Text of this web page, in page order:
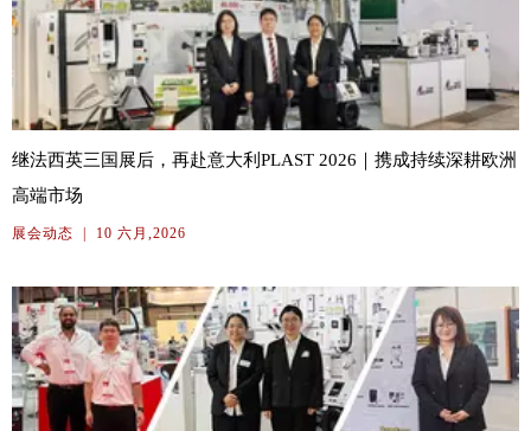
继法西英三国展后，再赴意大利PLAST 2026｜携成持续深耕欧洲
高端市场
展会动态 10 六月,2026